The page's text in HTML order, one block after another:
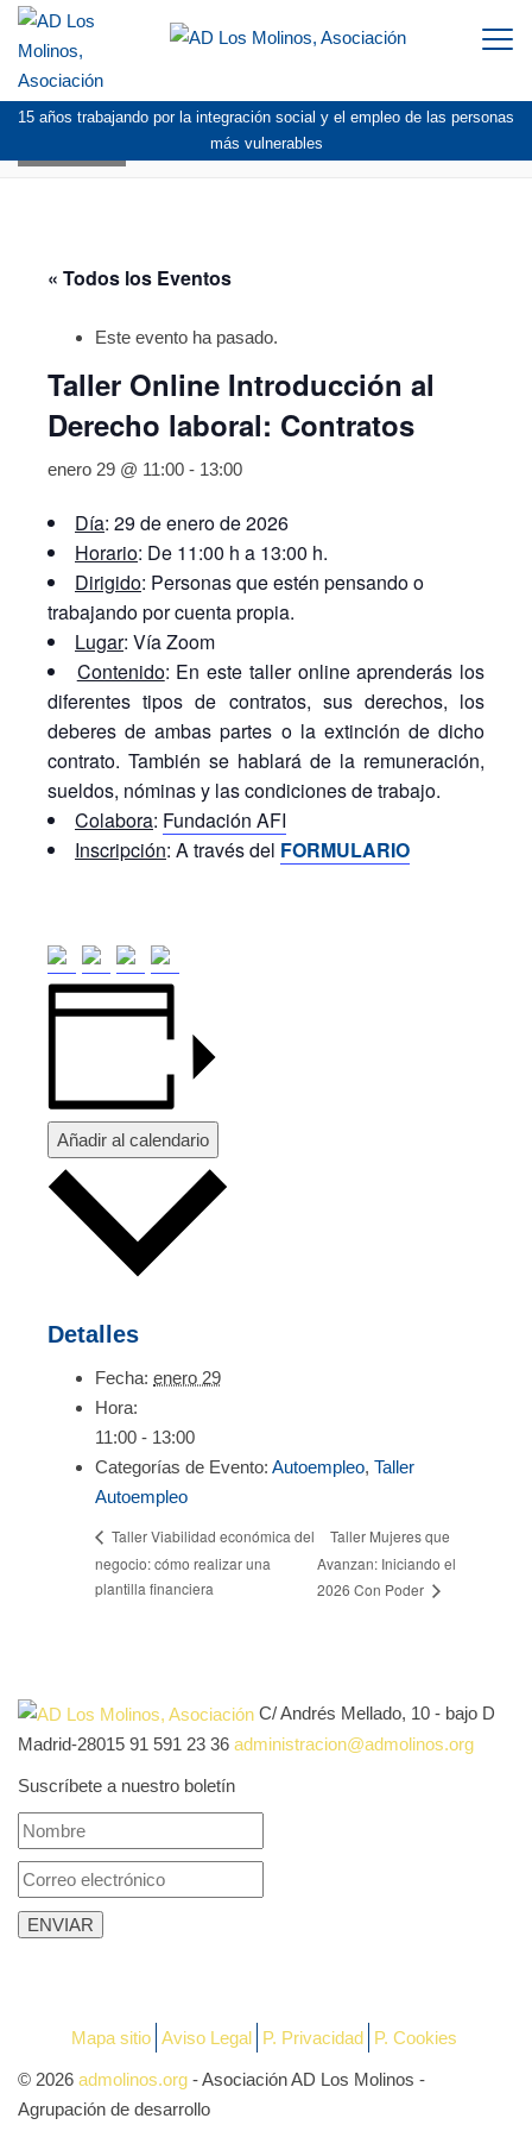
15 años trabajando por la integración social y el empleo de las personas
más vulnerables
« Todos los Eventos
Este evento ha pasado.
Taller Online Introducción al
Derecho laboral: Contratos
enero 29 @ 11:00 - 13:00
Día: 29 de enero de 2026
Horario: De 11:00 h a 13:00 h.
Dirigido: Personas que estén pensando o
trabajando por cuenta propia.
Lugar: Vía Zoom
Contenido: En este taller online aprenderás los
diferentes tipos de contratos, sus derechos, los
deberes de ambas partes o la extinción de dicho
contrato. También se hablará de la remuneración,
sueldos, nóminas y las condiciones de trabajo.
Colabora: Fundación AFI
Inscripción: A través del FORMULARIO
Añadir al calendario
Detalles
Fecha: enero 29
Hora:
11:00 - 13:00
Categorías de Evento: Autoempleo, Taller
Autoempleo
Taller Viabilidad económica del
negocio: cómo realizar una
plantilla financiera
Taller Mujeres que
Avanzan: Iniciando el
2026 Con Poder
C/ Andrés Mellado, 10 - bajo D
Madrid-28015 91 591 23 36 administracion@admolinos.org
Suscríbete a nuestro boletín
Mapa sitio Aviso Legal P. Privacidad P. Cookies
© 2026 admolinos.org - Asociación AD Los Molinos -
Agrupación de desarrollo